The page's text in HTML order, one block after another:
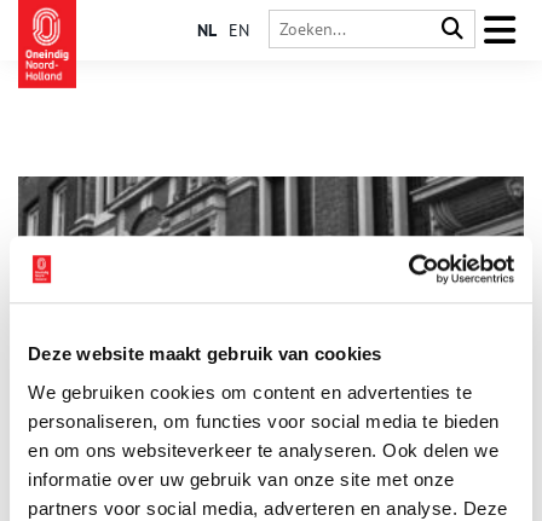
Deze website maakt gebruik van cookies
We gebruiken cookies om content en advertenties te
personaliseren, om functies voor social media te bieden
en om ons websiteverkeer te analyseren. Ook delen we
informatie over uw gebruik van onze site met onze
partners voor social media, adverteren en analyse. Deze
NL EN
In 1892 stuurde mejuffrouw M.A. Ferwerda uit Amsterdam vier
anekdotes op naar Gerrit Jacob Boekenoogen, een Nederlands
taalkundige uit Wormerveer, die destijds bezig was met het
verzamelen en optekenen van Nederlandse volksverhalen. Één
van haar verhalen vertelde over de geschiedenis van het Huis
met de Hoofden aan de Keizersgracht 123. Lees en huiver mee